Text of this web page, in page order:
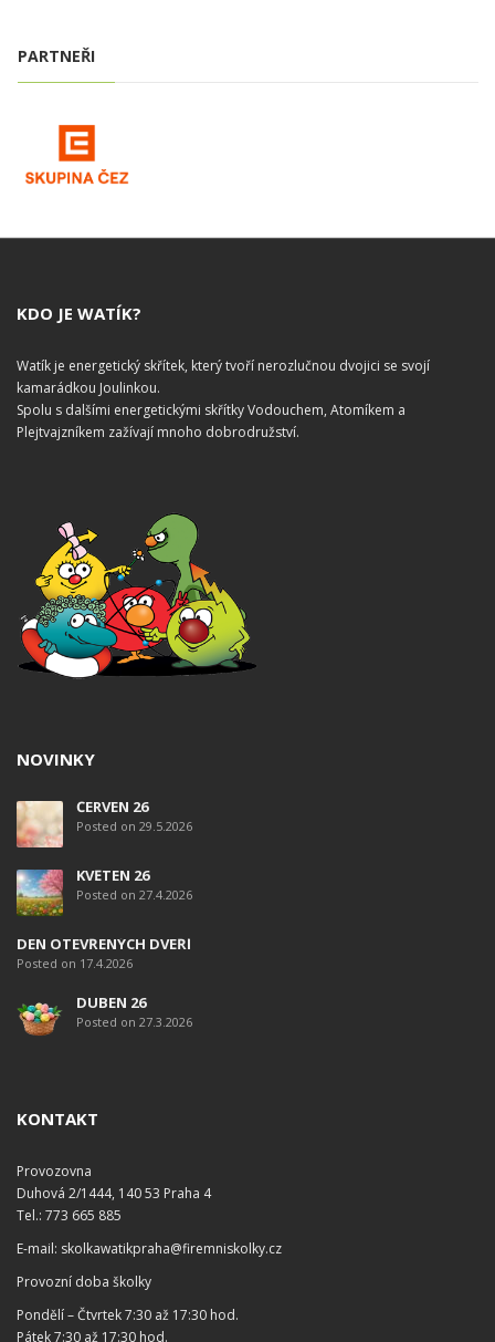
PARTNEŘI
KDO JE WATÍK?
Watík je energetický skřítek, který tvoří nerozlučnou dvojici se svojí
kamarádkou Joulinkou.
Spolu s dalšími energetickými skřítky Vodouchem, Atomíkem a
Plejtvajzníkem zažívají mnoho dobrodružství.
NOVINKY
ČERVEN 26
Posted on 29.5.2026
KVĚTEN 26
Posted on 27.4.2026
DEN OTEVŘENÝCH DVEŘÍ
Posted on 17.4.2026
DUBEN 26
Posted on 27.3.2026
KONTAKT
Provozovna
Duhová 2/1444, 140 53 Praha 4
Tel.: 773 665 885
E-mail: skolkawatikpraha@firemniskolky.cz
Provozní doba školky
Pondělí – Čtvrtek 7:30 až 17:30 hod.
Pátek 7:30 až 17:30 hod.